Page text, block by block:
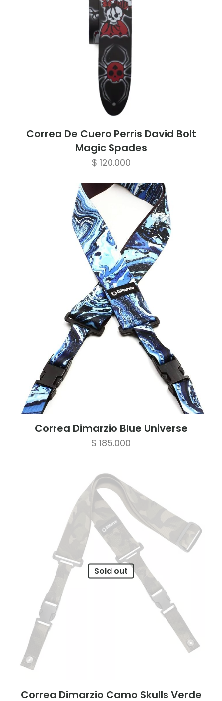
Correa De Cuero Perris David Bolt
Magic Spades
$ 120.000
Correa Dimarzio Blue Universe
$ 185.000
Sold out
Correa Dimarzio Camo Skulls Verde